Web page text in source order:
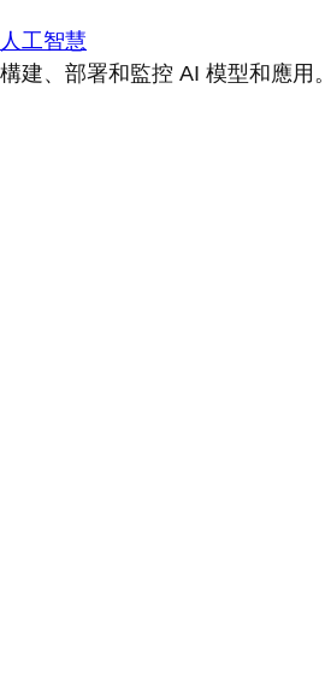
人工智慧
構建、部署和監控 AI 模型和應用。